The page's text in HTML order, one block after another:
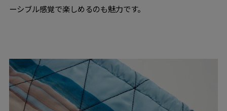
ーシブル感覚で楽しめるのも魅力です。